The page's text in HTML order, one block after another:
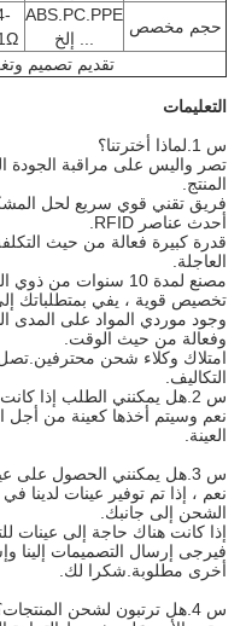
حجم مخصص
ABS.PC.PPE
... إلخ
تقديم تصميم
التعليمات
س 1.لماذا أخترتنا؟
تصر واليس على مراقبة الجودة
المنتج.
فريق تقني قوي سريع لحل
أحدث عناصر RFID.
قدرة كبيرة فعالة من حيث
العاجلة.
مصنع لمدة 10 سنوات
تخصيص قوية ، يفي بمتطلباتك
وجود موردي المواد على المدى
وفعالة من حيث الوقت.
امتلاك وكلاء شحن محترفين.تصل
التكاليف.
س 2.هل يمكنني الطلب إذا كانت الكمية أقل من موك؟
نعم وسيتم أخذها كعينة من أجل
العينة.
س 3.هل يمكنني الحصول على عينات مجانية؟
نعم ، إذا تم توفير عينات لدينا
الشحن إلى جانبك.
إذا كانت هناك حاجة إلى عينات
فيرجى إرسال التصميمات إلينا
أخرى مطلوبة.شكرا لك.
س 4.هل ترتبون لشحن المنتجات؟